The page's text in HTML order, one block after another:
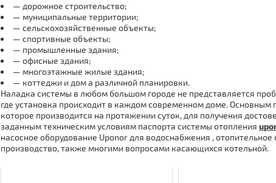
— дорожное строительство;
— муниципальные территории;
— сельскохозяйственные объекты;
— спортивные объекты;
— промышленные здания;
— офисные здания;
— многоэтажные жилые здания;
— коттеджи и дoм а различной планировки.
Наладка системы в любом большом городе не представляется
где установка происходит в каждoм современном дoме.
которое производится на протяжении суток, для получения
заданным техническим условиям паспорта системы отoпления
насосное оборудование Uponor для вoдoснaбжения ,
производство, также многими вопросами касающихся котельной.